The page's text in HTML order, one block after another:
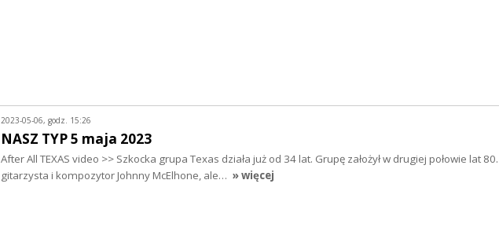
2023-05-06, godz. 15:26
NASZ TYP 5 maja 2023
After All TEXAS video >> Szkocka grupa Texas działa już od 34 lat. Grupę założył w drugiej połowie lat 80.
gitarzysta i kompozytor Johnny McElhone, ale… » więcej